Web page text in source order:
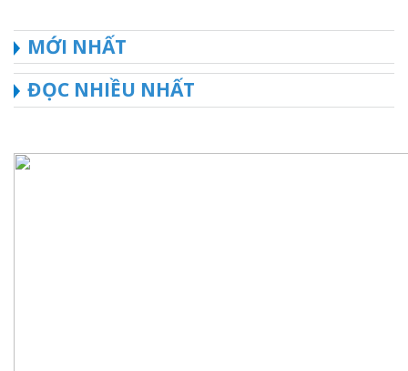
MỚI NHẤT
ĐỌC NHIỀU NHẤT